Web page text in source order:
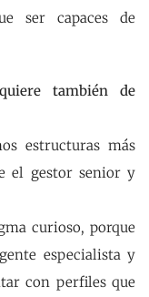
ser capaces de
también de
estructuras más
el gestor senior y
curioso, porque
especialista y
con perfiles que